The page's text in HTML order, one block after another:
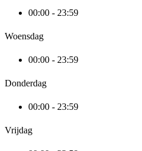
00:00 - 23:59
Woensdag
00:00 - 23:59
Donderdag
00:00 - 23:59
Vrijdag